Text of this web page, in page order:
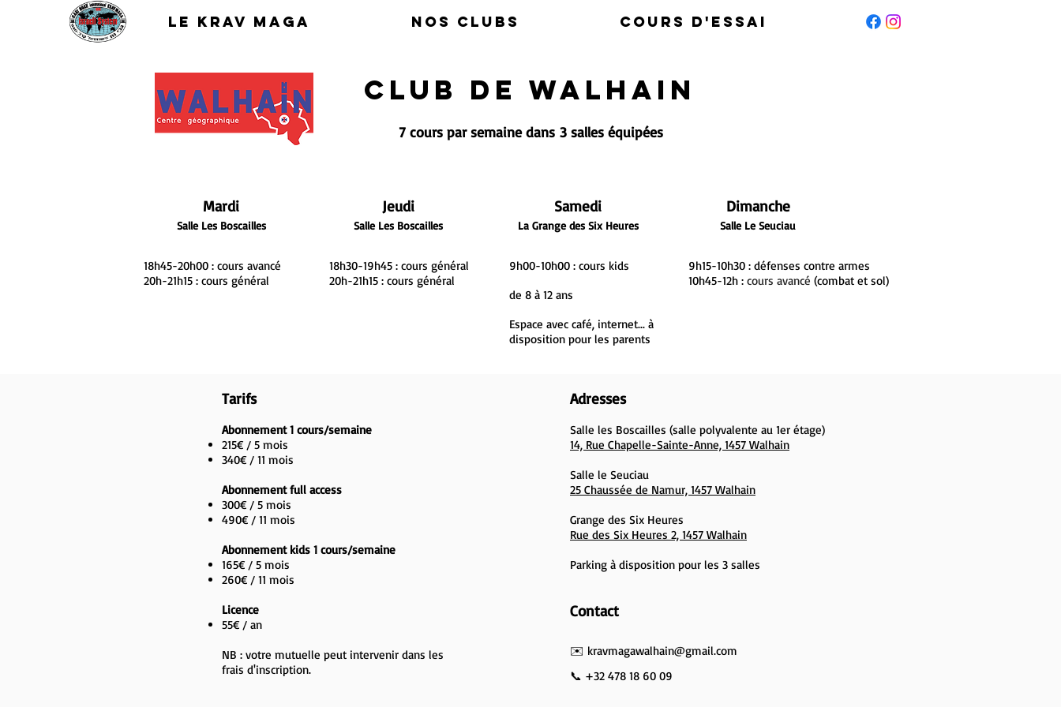
Le krav maga Nos clubs Cours d'essai
Club de Walhain
7 cours par semaine dans3 salles équipées
Mardi
SalleLes Boscailles
18h45-20h00 : cours avancé
20h-21h15 : cours général
Jeudi
Salle Les Boscailles
18h30-19h45 : cours général
20h-21h15 : cours général
Samedi
La Grange des Six Heures
9h00-10h00 : cours kids
de 8 à 12 ans
Espace avec café, internet... à
disposition pour les parents
Dimanche
Salle Le Seuciau
9h15-10h30 : défenses contre armes
10h45-12h : cours avancé (combat et sol)
Tarifs
Abonnement 1 cours/semaine
215€ / 5 mois
340€ / 11 mois
Abonnement full access
300€ / 5 mois
490€ / 11 mois
Abonnement kids 1 cours/semaine
165€ / 5 mois
260€ / 11 mois
Licence
55€ / an
NB : votre mutuelle peut intervenir dans les
frais d'inscription.
Adresses
Salle les Boscailles (salle polyvalente au 1er étage)
14, Rue Chapelle-Sainte-Anne, 1457 Walhain
Salle le Seuciau
25 Chaussée de Namur, 1457 Walhain
Grange des Six Heures
Rue des Six Heures 2, 1457 Walhain
Parking à disposition pour les 3 salles
Contact
✉️ kravmagawalhain@gmail.com
📞 +32 478 18 60 09